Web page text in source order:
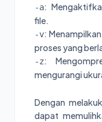
-a:
file.
-v:
proses yang
-z:
mengurangi
Dengan
dapat